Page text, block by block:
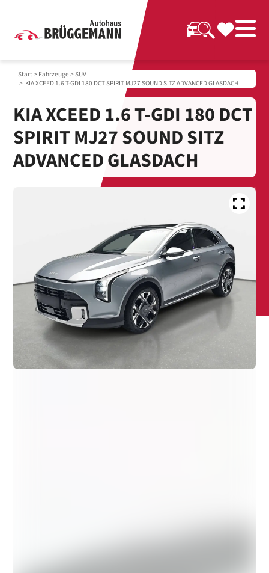
Start> Fahrzeuge > SUV
> KIA XCEED 1.6 T-GDI 180 DCT SPIRIT MJ27 SOUND SITZ ADVANCED GLASDACH
KIA XCEED 1.6 T-GDI 180 DCT
SPIRIT MJ27 SOUND SITZ
ADVANCED GLASDACH